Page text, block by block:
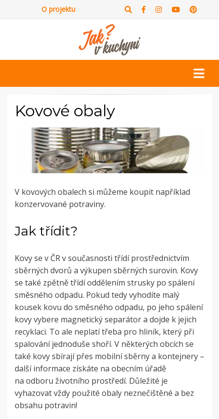
O projektu
Kovové obaly
V kovových obalech si můžeme koupit například
konzervované potraviny.
Jak třídit?
Kovy se v ČR v současnosti třídí prostřednictvím
sběrných dvorů a výkupen sběrných surovin. Kovy
se také zpětně třídí oddělením strusky po spálení
směsného odpadu. Pokud tedy vyhodíte malý
kousek kovu do směsného odpadu, po jeho spálení
kovy vybere magnetický separátor a dojde k jejich
recyklaci. To ale neplatí třeba pro hliník, který při
spalování jednoduše shoří. V některých obcích se
také kovy sbírají přes mobilní sběrny a kontejnery –
další informace získáte na obecním úřadě
na odboru životního prostředí. Důležité je
vyhazovat vždy použité obaly neznečištěné a bez
obsahu potravin!